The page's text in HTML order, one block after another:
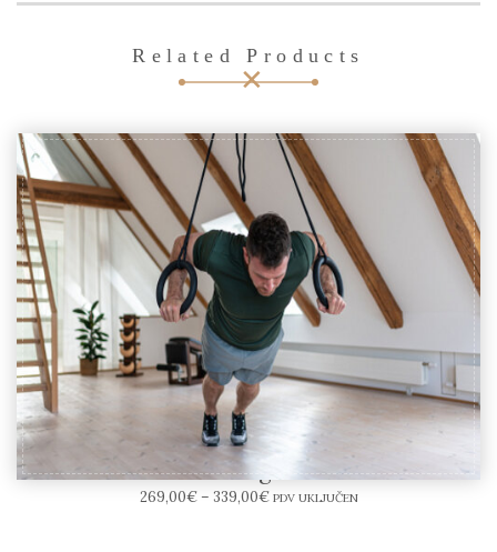
Related Products
NOHrD Sling – Karike
269,00€– 339,00€ PDV UKLJUČEN